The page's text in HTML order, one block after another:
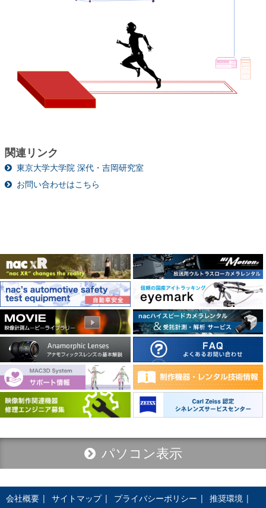
関連リンク
東京大学大学院 深代・吉岡研究室
お問い合わせはこちら
パソコン表示
会社概要 サイトマップ プライバシーポリシー 推奨環境